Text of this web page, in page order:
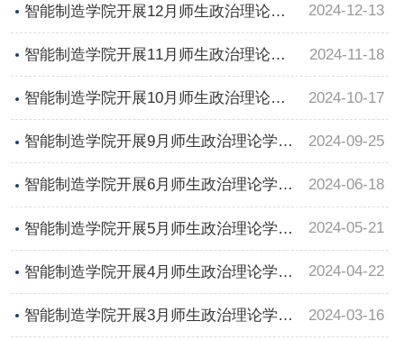
及支部主题党日活动
智能制造学院开展12月师生政治理论学
习及支部主题党日活动
2024-12-13
智能制造学院开展11月师生政治理论学
习及支部主题党日活动
2024-11-18
智能制造学院开展10月师生政治理论学
习及支部主题党日活动
2024-10-17
智能制造学院开展9月师生政治理论学习
及支部主题党日活动
2024-09-25
智能制造学院开展6月师生政治理论学习
及支部主题党日活动
2024-06-18
智能制造学院开展5月师生政治理论学习
及支部主题党日活动
2024-05-21
智能制造学院开展4月师生政治理论学习
及支部主题党日活动
2024-04-22
智能制造学院开展3月师生政治理论学习 2024-03-16